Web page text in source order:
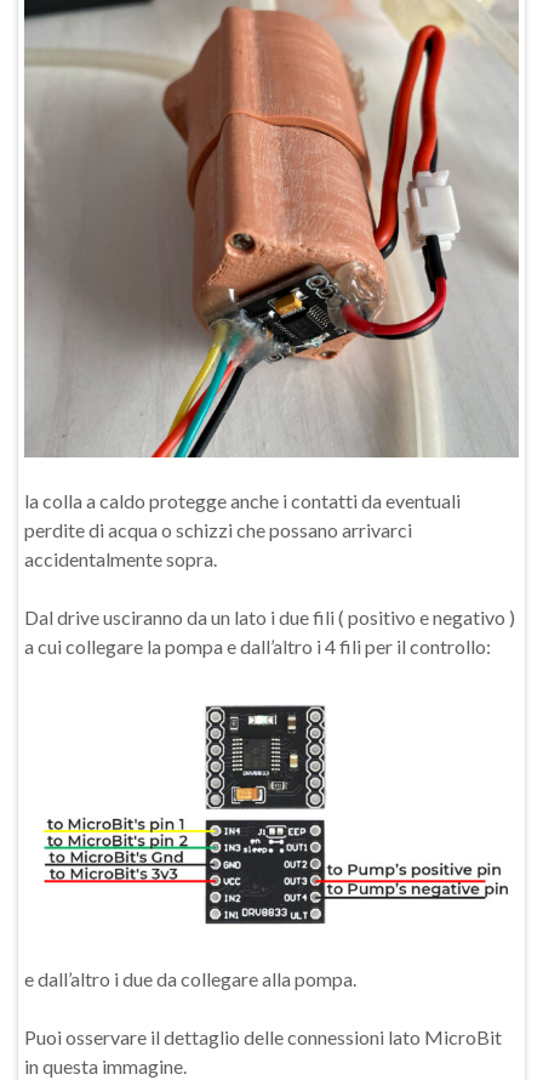
la colla a caldo protegge anche i contatti da eventuali
perdite di acqua o schizzi che possano arrivarci
accidentalmente sopra.
Dal drive usciranno da un lato i due fili ( positivo e negativo )
a cui collegare la pompa e dall’altro i 4 fili per il controllo:
e dall’altro i due da collegare alla pompa.
Puoi osservare il dettaglio delle connessioni lato MicroBit
in questa immagine.